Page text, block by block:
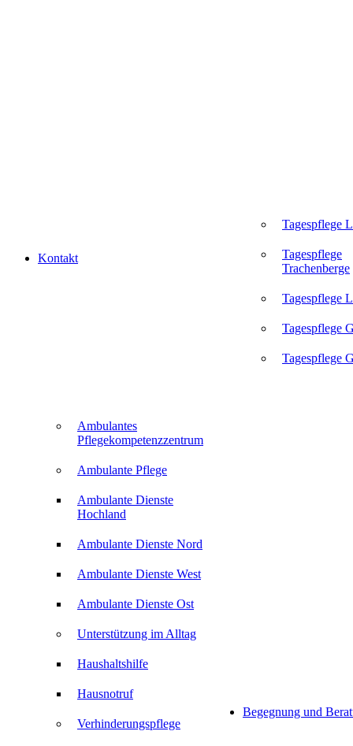
Kontakt
Ambulantes
Pflegekompetenzzentrum
Ambulante Pflege
Ambulante Dienste
Hochland
Ambulante Dienste Nord
Ambulante Dienste West
Ambulante Dienste Ost
Unterstützung im Alltag
Haushaltshilfe
Hausnotruf
Verhinderungspflege
Tagespflege
Tagespflege
Trachenberge
Tagespflege
Tagespflege
Tagespflege
Begegnung und